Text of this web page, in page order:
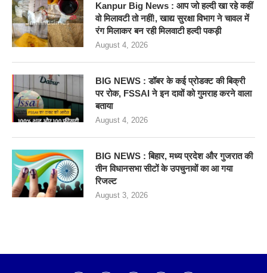
Kanpur Big News : आप जो हल्दी खा रहे कहीं
वो मिलावटी तो नहीं!, खाद्य सुरक्षा विभाग ने चावल में
रंग मिलाकर बन रही मिलवाटी हल्दी पकड़ी
August 4, 2026
BIG NEWS : डॉबर के कई प्रोडक्ट की बिक्री
पर रोक, FSSAI ने इन दावों को गुमराह करने वाला
बताया
August 4, 2026
BIG NEWS : बिहार, मध्य प्रदेश और गुजरात की
तीन विधानसभा सीटों के उपचुनावों का आ गया
रिजल्ट
August 3, 2026